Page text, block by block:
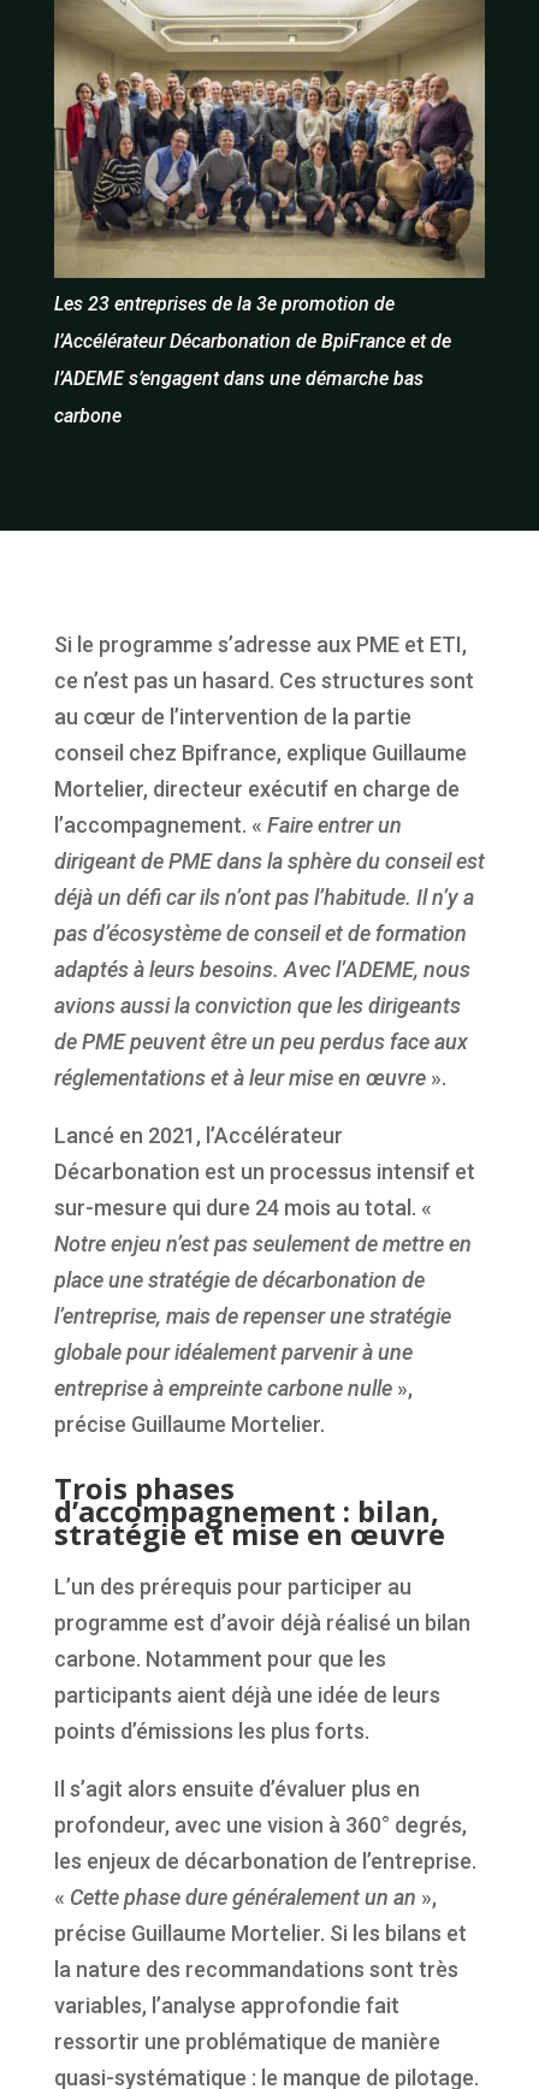
Les 23 entreprises de la 3e promotion de
l’Accélérateur Décarbonation de BpiFrance et de
l’ADEME s’engagent dans une démarche bas
carbone
Si le programme s’adresse aux PME et ETI,
ce n’est pas un hasard. Ces structures sont
au cœur de l’intervention de la partie
conseil chez Bpifrance, explique Guillaume
Mortelier, directeur exécutif en charge de
l’accompagnement. « Faire entrer un
dirigeant de PME dans la sphère du conseil est
déjà un défi car ils n’ont pas l’habitude. Il n’y a
pas d’écosystème de conseil et de formation
adaptés à leurs besoins. Avec l’ADEME, nous
avions aussi la conviction que les dirigeants
de PME peuvent être un peu perdus face aux
réglementations et à leur mise en œuvre».
Lancé en 2021, l’Accélérateur
Décarbonation est un processus intensif et
sur-mesure qui dure 24 mois au total. «
Notre enjeu n’est pas seulement de mettre en
place une stratégie de décarbonation de
l’entreprise, mais de repenser une stratégie
globale pour idéalement parvenir à une
entreprise à empreinte carbone nulle»,
précise Guillaume Mortelier.
Trois phases
d’accompagnement : bilan,
stratégie et mise en œuvre
L’un des prérequis pour participer au
programme est d’avoir déjà réalisé un bilan
carbone. Notamment pour que les
participants aient déjà une idée de leurs
points d’émissions les plus forts.
Il s’agit alors ensuite d’évaluer plus en
profondeur, avec une vision à 360° degrés,
les enjeux de décarbonation de l’entreprise.
« Cette phase dure généralement un an »,
précise Guillaume Mortelier. Si les bilans et
la nature des recommandations sont très
variables, l’analyse approfondie fait
ressortir une problématique de manière
quasi-systématique : le manque de pilotage.